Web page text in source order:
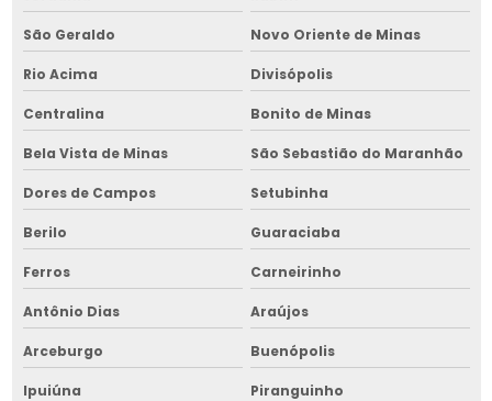
Serviço de manutenção de equipamentos para armazenar
grãos
Serviço de manutenção de fornalha para grãos
Serviço de manutenção de fornalha para grãos no nordeste
Serviço de manutenção de máquina de limpeza de grãos
Serviço de manutenção de picador de lenha
Serviço de manutenção de picador de lenha no nordeste
Serviço de manutenção de secador de grãos
São Geraldo Novo Oriente de Minas
Rio Acima Divisópolis
Centralina Bonito de Minas
Bela Vista de Minas São Sebastião do Maranhão
Dores de Campos Setubinha
Berilo Guaraciaba
Ferros Carneirinho
Antônio Dias Araújos
Arceburgo Buenópolis
Ipuiúna Piranguinho